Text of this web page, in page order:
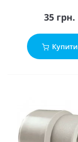
35 грн.
Купити